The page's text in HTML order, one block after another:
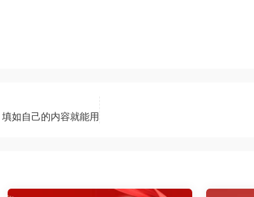
如自己的内容就能用